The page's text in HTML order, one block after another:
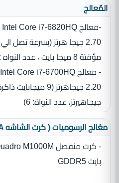
المٌعالج
مؤقتة 8 ميجا بايت ، عدد النواه : 4) اصدار vPro
جيجاهيرتز، عدد النواة‏:‏ 6‏)‏
معُالج الرسوميات ( كرت الشاشه VGA )
بايت GDDR5